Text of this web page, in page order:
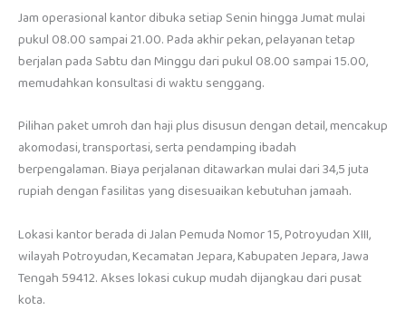
Jam operasional kantor dibuka setiap Senin hingga Jumat mulai
pukul 08.00 sampai 21.00. Pada akhir pekan, pelayanan tetap
berjalan pada Sabtu dan Minggu dari pukul 08.00 sampai 15.00,
memudahkan konsultasi di waktu senggang.
Pilihan paket umroh dan haji plus disusun dengan detail, mencakup
akomodasi, transportasi, serta pendamping ibadah
berpengalaman. Biaya perjalanan ditawarkan mulai dari 34,5 juta
rupiah dengan fasilitas yang disesuaikan kebutuhan jamaah.
Lokasi kantor berada di Jalan Pemuda Nomor 15, Potroyudan XIII,
wilayah Potroyudan, Kecamatan Jepara, Kabupaten Jepara, Jawa
Tengah 59412. Akses lokasi cukup mudah dijangkau dari pusat
kota.